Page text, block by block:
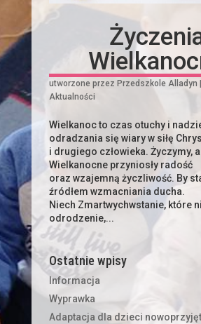
utworzone przez Przedszkole Alladyn
Aktualności
Wielkanoc to czas otuchy i
odradzania się wiary w siłę
i drugiego człowieka. Życzymy,
Wielkanocne przyniosły radość
oraz wzajemną życzliwość. By
źródłem wzmacniania ducha.
Niech Zmartwychwstanie, które
odrodzenie,...
Ostatnie wpisy
Informacja
Wyprawka
Adaptacja dla dzieci